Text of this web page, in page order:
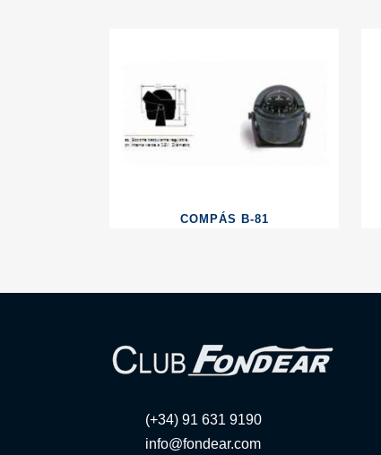
COMPÁS B-81
(+34) 91 631 9190
info@fondear.com